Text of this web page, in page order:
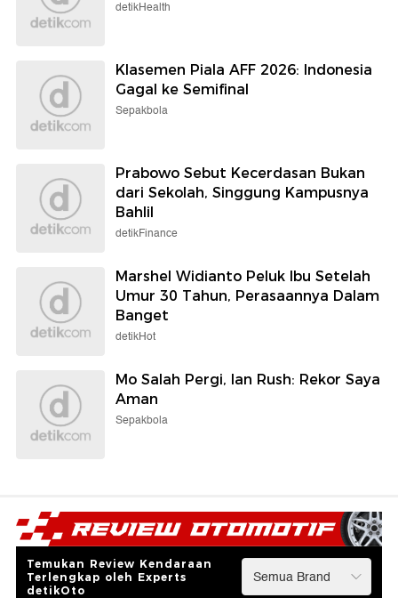
detikHealth
Klasemen Piala AFF 2026: Indonesia
Gagal ke Semifinal
Sepakbola
Prabowo Sebut Kecerdasan Bukan
dari Sekolah, Singgung Kampusnya
Bahlil
detikFinance
Marshel Widianto Peluk Ibu Setelah
Umur 30 Tahun, Perasaannya Dalam
Banget
detikHot
Mo Salah Pergi, Ian Rush: Rekor Saya
Aman
Sepakbola
Temukan Review Kendaraan
Terlengkap oleh Experts
detikOto